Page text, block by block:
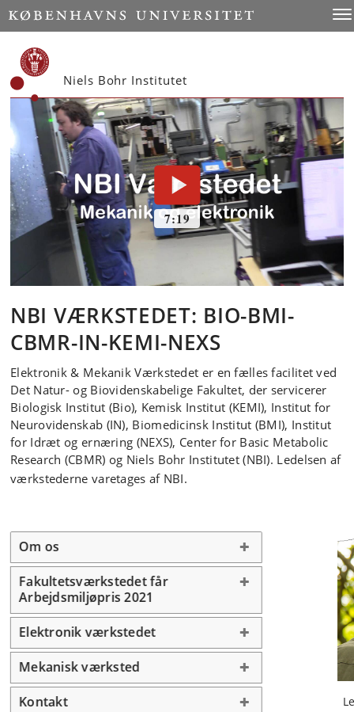
Start
Niels Bohr Institutet
NBI VÆRKSTEDET: BIO-BMI-
CBMR-IN-KEMI-NEXS
Elektronik & Mekanik Værkstedet er en fælles facilitet ved
Det Natur- og Biovidenskabelige Fakultet, der servicerer
Biologisk Institut (Bio), Kemisk Institut (KEMI), Institut for
Neurovidenskab (IN), Biomedicinsk Institut (BMI), Institut
for Idræt og ernæring (NEXS), Center for Basic Metabolic
Research (CBMR) og Niels Bohr Institutet (NBI). Ledelsen af
værkstederne varetages af NBI.
Om os
Fakultetsværkstedet får
Arbejdsmiljøpris 2021
Elektronik værkstedet
Mekanisk værksted
Kontakt